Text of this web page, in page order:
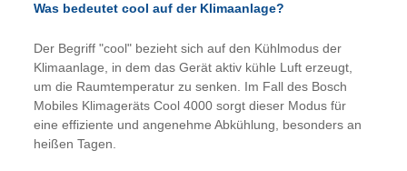
Was bedeutet cool auf der Klimaanlage?
Der Begriff "cool" bezieht sich auf den Kühlmodus der
Klimaanlage, in dem das Gerät aktiv kühle Luft erzeugt,
um die Raumtemperatur zu senken. Im Fall des Bosch
Mobiles Klimageräts Cool 4000 sorgt dieser Modus für
eine effiziente und angenehme Abkühlung, besonders an
heißen Tagen.